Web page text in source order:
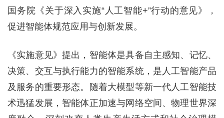
国务院《关于深入实施“人工智能+”行动的意见》，
促进智能体规范应用与创新发展。
《实施意见》提出，智能体是具备自主感知、记忆、
决策、交互与执行能力的智能系统，是人工智能产品
及服务的重要形态。随着大模型等新一代人工智能技
术迅猛发展，智能体正加速与网络空间、物理世界深